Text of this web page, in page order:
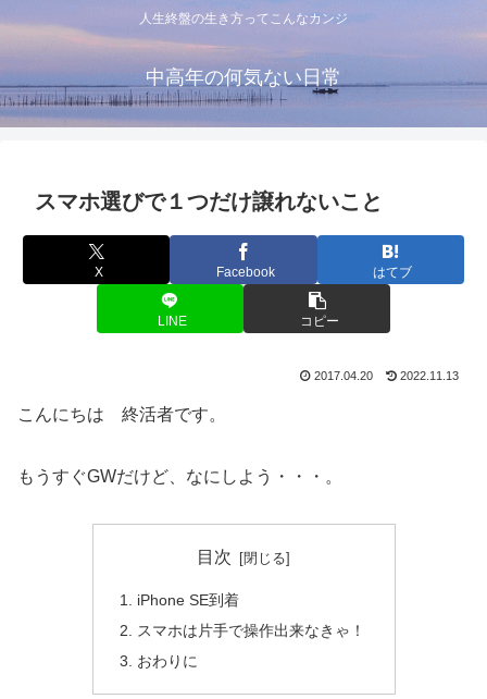
人生終盤の生き方ってこんなカンジ
中高年の何気ない日常
スマホ選びで１つだけ譲れないこと
X Facebook はてブ
LINE コピー
2017.04.20 2022.11.13
こんにちは 終活者です。
もうすぐGWだけど、なにしよう・・・。
目次
iPhone SE到着
スマホは片手で操作出来なきゃ！
おわりに